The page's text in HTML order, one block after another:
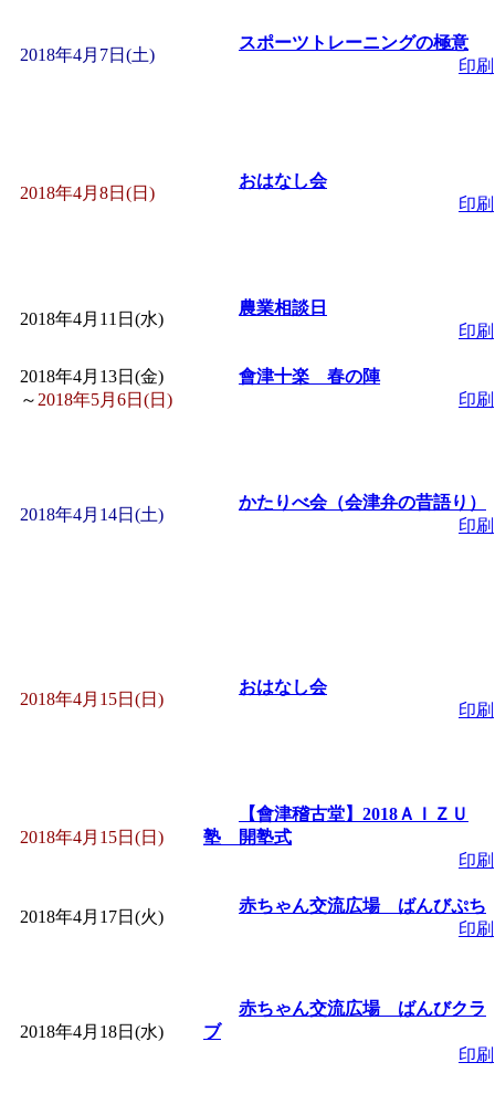
みなづる号乗車体
」
2018年4月7日(土)
スポーツトレーニングの極意
印刷
2018年4月8日(日)
おはなし会
印刷
2018年4月11日(水)
農業相談日
印刷
2018年4月13日(金)
～ 2018年5月6日(日)
會津十楽 春の陣
印刷
2018年4月14日(土)
かたりべ会（会津弁の昔語り）
印刷
2018年4月15日(日)
おはなし会
印刷
2018年4月15日(日)
【會津稽古堂】2018ＡＩＺＵ
塾 開塾式
印刷
2018年4月17日(火)
赤ちゃん交流広場 ばんびぷち
印刷
2018年4月18日(水)
赤ちゃん交流広場 ばんびクラ
ブ
印刷